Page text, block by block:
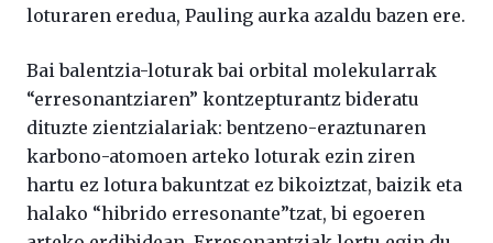
loturaren eredua, Pauling aurka azaldu bazen ere.
Bai balentzia-loturak bai orbital molekularrak
“erresonantziaren” kontzepturantz bideratu
dituzte zientzialariak: bentzeno-eraztunaren
karbono-atomoen arteko loturak ezin ziren
hartu ez lotura bakuntzat ez bikoiztzat, baizik eta
halako “hibrido erresonante”tzat, bi egoeren